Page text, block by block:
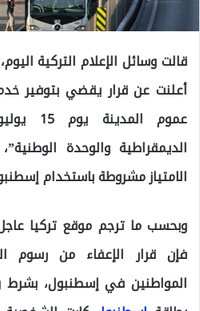
قالت وسائل الإعلام التركية
أعلنت عن قرار يقضي بتوفير
عموم
الديمقراطية والوحدة
الامتياز مشروطة باستخدام
وبحسب ما ترجم موقع تركيا
فإن قرار الإعفاء من رسوم
المواطنين في إسطنبول،